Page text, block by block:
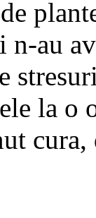
n-au
la o
cura,